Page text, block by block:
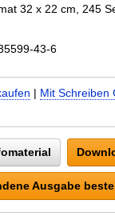
32 x 22 cm, 245
43-6
| Mit Schreiben
Ausgabe